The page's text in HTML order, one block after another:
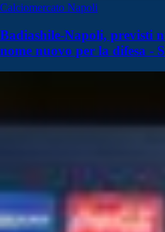
Calciomercato Napoli
Badiashile-Napoli, previsti
nome nuovo per la difesa -